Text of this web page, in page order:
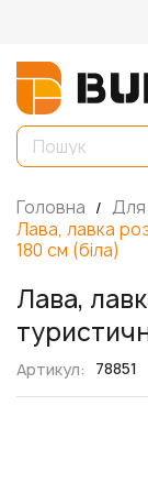
Головна Для
Лава, лавка
180 см (біла)
Лава,
Артикул 78851